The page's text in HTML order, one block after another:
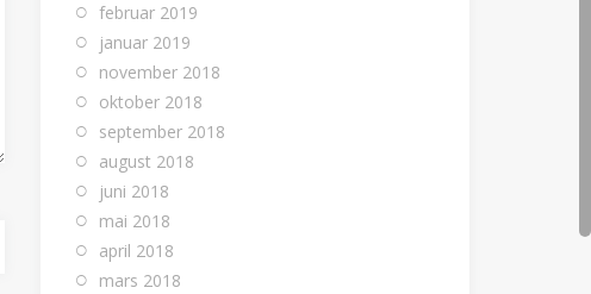
februar 2019
januar 2019
november 2018
oktober 2018
september 2018
august 2018
juni 2018
mai 2018
april 2018
mars 2018